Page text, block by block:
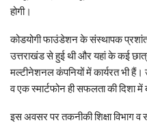
होगी।
कोडयोगी फाउंडेशन के संस्थापक
उत्तराखंड से हुई थी और यहां के कई
मल्टीनेशनल कंपनियों में कार्यरत भी हैं।
व एक स्मार्टफोन ही सफलता की दिशा
इस अवसर पर तकनीकी शिक्षा विभाग